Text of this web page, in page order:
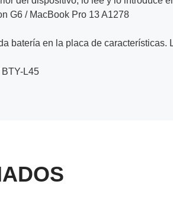
G6 / MacBook Pro 13 A1278
batería en la placa de características.
L45